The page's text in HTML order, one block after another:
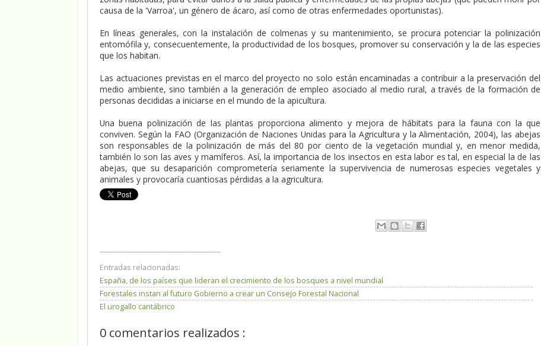
causa de la 'Varroa', un género de ácaro, así como de otras enfermedades oportunistas).
En líneas generales, con la instalación de colmenas y su mantenimiento, se procura potenciar la polinización
entomófila y, consecuentemente, la productividad de los bosques, promover su conservación y la de las especies
que los habitan.
Las actuaciones previstas en el marco del proyecto no solo están encaminadas a contribuir a la preservación del
medio ambiente, sino también a la generación de empleo asociado al medio rural, a través de la formación de
personas decididas a iniciarse en el mundo de la apicultura.
Una buena polinización de las plantas proporciona alimento y mejora de hábitats para la fauna con la que
conviven. Según la FAO (Organización de Naciones Unidas para la Agricultura y la Alimentación, 2004), las abejas
son responsables de la polinización de más del 80 por ciento de la vegetación mundial y, en menor medida,
también lo son las aves y mamíferos. Así, la importancia de los insectos en esta labor es tal, en especial la de las
abejas, que su desaparición comprometería seriamente la supervivencia de numerosas especies vegetales y
animales y provocaría cuantiosas pérdidas a la agricultura.
Entradas relacionadas:
España, de los países que lideran el crecimiento de los bosques a nivel mundial
Forestales instan al futuro Gobierno a crear un Consejo Forestal Nacional
El urogallo cantábrico
0 comentarios realizados :